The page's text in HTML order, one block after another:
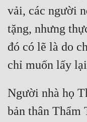
vải, các người
tặng, nhưng
đó có lẽ là do
Người nhà họ
bản thân Thẩm